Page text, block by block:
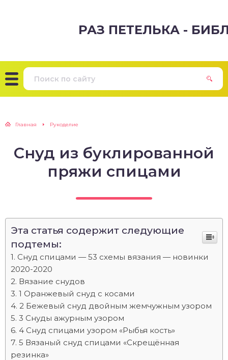
РАЗ ПЕТЕЛЬКА -
Главная Рукоделие
Снуд из буклированной
пряжи спицами
Эта статья содержит следующие
подтемы:
Снуд спицами — 53 схемы вязания — новинки
2020-2020
Вязание снудов
1 Оранжевый снуд с косами
2 Бежевый снуд двойным жемчужным узором
3 Снуды ажурным узором
4 Cнуд спицами узором «Рыбья кость»
5 Вязаный снуд спицами «Скрещённая
резинка»